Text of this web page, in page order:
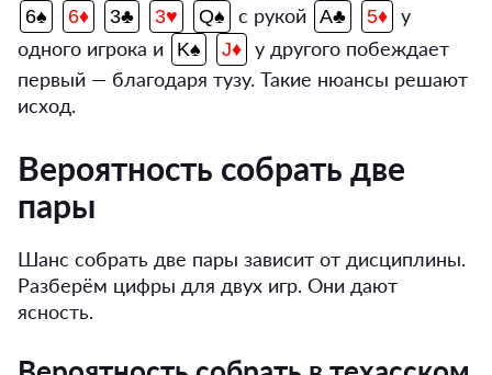
6♠ 6♦ 3♣ 3♥ Q♠ с рукой A♣ 5♦ у
одного игрока и
K♠ J♦ у другого побеждает
первый — благодаря тузу. Такие нюансы решают
исход.
Вероятность собрать две
пары
Шанс собрать две пары зависит от дисциплины.
Разберём цифры для двух игр. Они дают
ясность.